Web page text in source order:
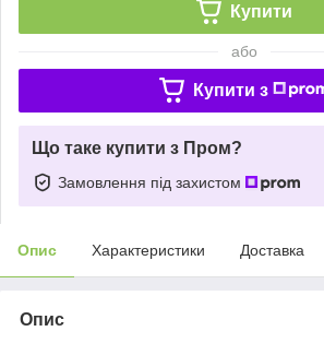
Купити
або
Купити з
Що таке купити з Пром?
Замовлення під захистом
Опис Характеристики Доставка
Опис